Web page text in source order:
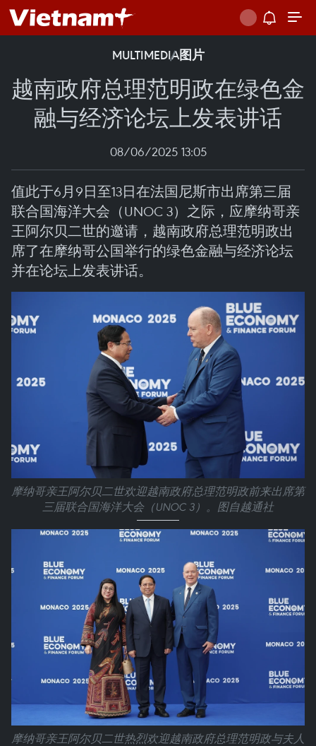
MULTIMEDIA图片
越南政府总理范明政在绿色金
融与经济论坛上发表讲话
08/06/2025 13:05
值此于6月9日至13日在法国尼斯市出席第三届
联合国海洋大会（UNOC 3）之际，应摩纳哥亲
王阿尔贝二世的邀请，越南政府总理范明政出
席了在摩纳哥公国举行的绿色金融与经济论坛
并在论坛上发表讲话。
摩纳哥亲王阿尔贝二世欢迎越南政府总理范明政前来出席第
三届联合国海洋大会（UNOC 3）。图自越通社
摩纳哥亲王阿尔贝二世热烈欢迎越南政府总理范明政与夫人